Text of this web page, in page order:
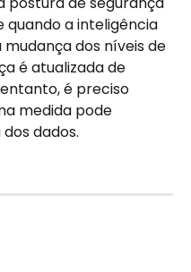
a inteligência
dos níveis de
é atualizada de
é preciso
medida pode
dados.